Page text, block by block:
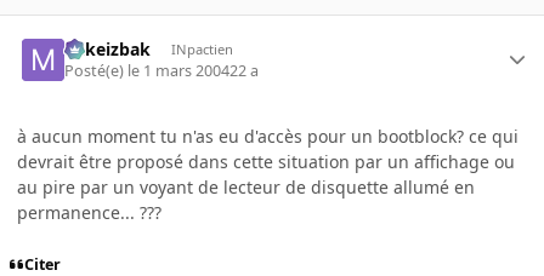
Mikeizbak INpactien
Posté(e) le 1 mars 200422 a
à aucun moment tu n'as eu d'accès pour un bootblock? ce qui
devrait être proposé dans cette situation par un affichage ou
au pire par un voyant de lecteur de disquette allumé en
permanence... ???
Citer